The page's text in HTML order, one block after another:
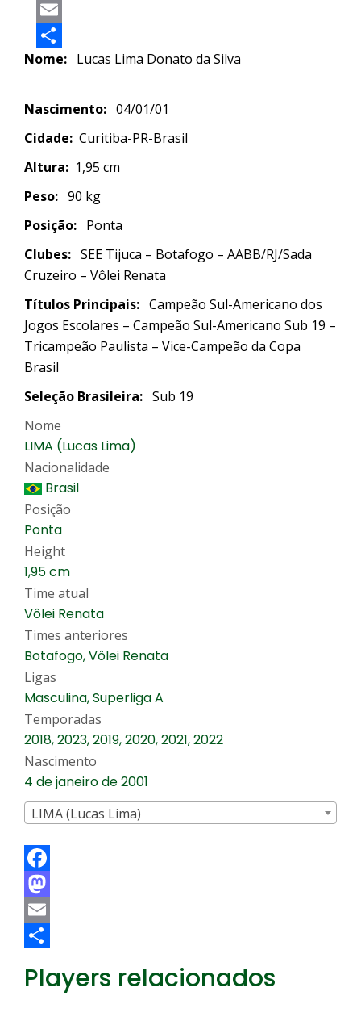
Mastodon
Email
Share
Nome: Lucas Lima Donato da Silva
Nascimento: 04/01/01
Cidade: Curitiba-PR-Brasil
Altura: 1,95 cm
Peso: 90 kg
Posição: Ponta
Clubes: SEE Tijuca – Botafogo – AABB/RJ/Sada
Cruzeiro – Vôlei Renata
Títulos Principais: Campeão Sul-Americano dos
Jogos Escolares – Campeão Sul-Americano Sub 19 –
Tricampeão Paulista – Vice-Campeão da Copa
Brasil
Seleção Brasileira: Sub 19
Nome
LIMA (Lucas Lima)
Nacionalidade
Brasil
Posição
Ponta
Height
1,95 cm
Time atual
Vôlei Renata
Times anteriores
Botafogo, Vôlei Renata
Ligas
Masculina, Superliga A
Temporadas
2018, 2023, 2019, 2020, 2021, 2022
Nascimento
4 de janeiro de 2001
LIMA (Lucas Lima)
Facebook
Mastodon
Email
Players relacionados